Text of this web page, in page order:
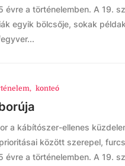
évre a történelemben. A 19.
egyik bölcsője, sokak
, konteó
a kábítószer-ellenes
között szerepel,
évre a történelemben. A 19.